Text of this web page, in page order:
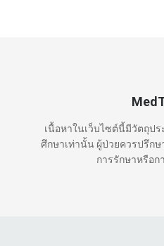
เนื้อหาในเว็บไซต์นี้มีวัตถุป
ศึกษาเท่านั้น ผู้ป่วยควรปรึก
การรักษาหรือก